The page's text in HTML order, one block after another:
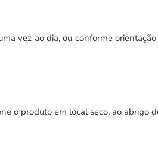
vez ao dia, ou conforme
o produto em local seco, ao abrigo